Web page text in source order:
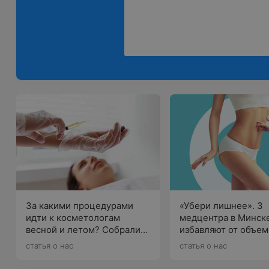
За какими процедурами
идти к косметологам
весной и летом? Собрали
предложения в разных
статья о нас
«Убери лишнее». 3
медцентра в
избавляют от
целлюлита без боли
статья о нас